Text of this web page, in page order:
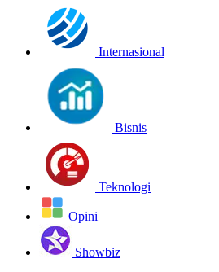
Internasional
Bisnis
Teknologi
Opini
Showbiz